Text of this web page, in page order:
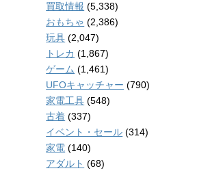
買取情報 (5,338)
おもちゃ (2,386)
玩具 (2,047)
トレカ (1,867)
ゲーム (1,461)
UFOキャッチャー (790)
家電工具 (548)
古着 (337)
イベント・セール (314)
家電 (140)
アダルト (68)